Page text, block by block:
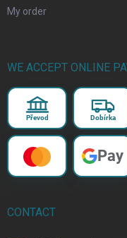
My order
WE ACCEPT ONLINE
Převod Dobírka
Pay
CONTACT